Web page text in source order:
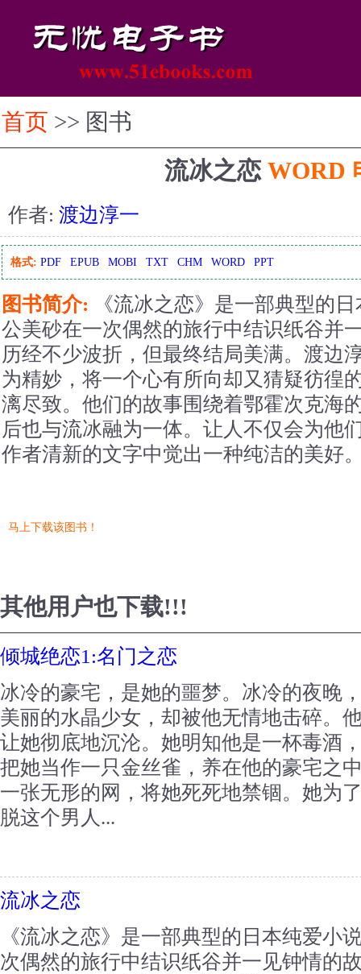
首页 >> 图书
流冰之恋 WORD
作者: 渡边淳一
格式: PDF EPUB MOBI TXT CHM WORD PPT
图书简介: 《流冰之恋》是一部典型的
公美砂在一次偶然的旅行中结识纸谷并
历经不少波折，但最终结局美满。渡边
为精妙，将一个心有所向却又猜疑彷徨
漓尽致。他们的故事围绕着鄂霍次克海
后也与流冰融为一体。让人不仅会为他
作者清新的文字中觉出一种纯洁的美好
马上下载该图书！
其他用户也下载!!!
倾城绝恋1:名门之恋
冰冷的豪宅，是她的噩梦。冰冷的夜晚
美丽的水晶少女，却被他无情地击碎。
让她彻底地沉沦。她明知他是一杯毒酒
把她当作一只金丝雀，养在他的豪宅之
一张无形的网，将她死死地禁锢。她为
脱这个男人...
流冰之恋
《流冰之恋》是一部典型的日本纯爱小
次偶然的旅行中结识纸谷并一见钟情的